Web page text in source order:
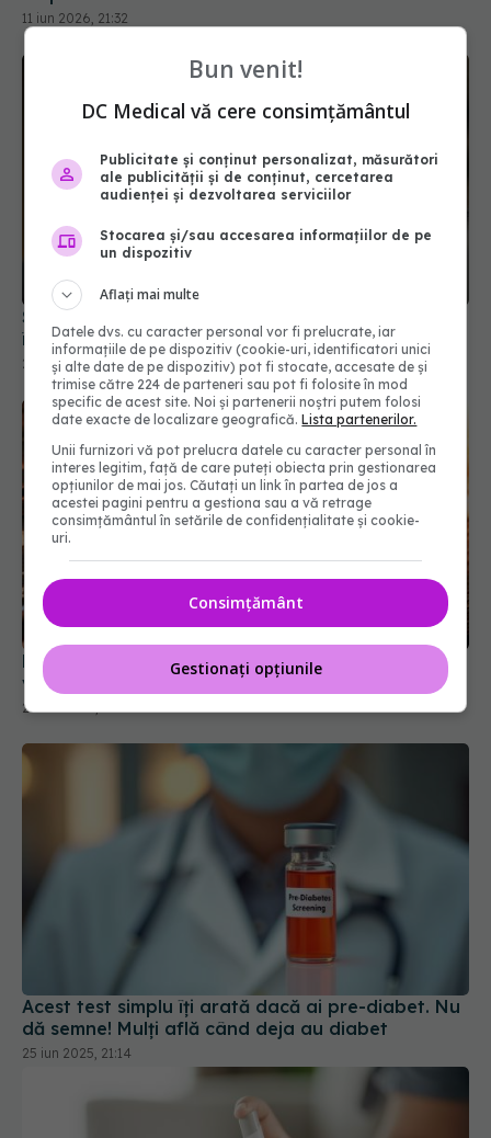
Semnul diabetului care apare cu până la 10 ani
înainte de diagnostic. Mulți îl ignoră
25 iul 2026, 18:00
Diabetul crește de patru ori riscul de cancer de
vezică
26 noi 2025, 11:44
Acest test simplu îți arată dacă ai pre-diabet. Nu
dă semne! Mulți află când deja au diabet
25 iun 2025, 21:14
Bun venit!
DC Medical vă cere consimțământul
Publicitate și conținut personalizat, măsurători
ale publicității și de conținut, cercetarea
audienței și dezvoltarea serviciilor
Stocarea și/sau accesarea informațiilor de pe
un dispozitiv
Aflați mai multe
Datele dvs. cu caracter personal vor fi prelucrate, iar
informațiile de pe dispozitiv (cookie-uri, identificatori unici
și alte date de pe dispozitiv) pot fi stocate, accesate de și
trimise către 224 de parteneri sau pot fi folosite în mod
specific de acest site. Noi și partenerii noștri putem folosi
date exacte de localizare geografică.Lista partenerilor.
Unii furnizori vă pot prelucra datele cu caracter personal în
interes legitim, față de care puteți obiecta prin gestionarea
opțiunilor de mai jos. Căutați un link în partea de jos a
acestei pagini pentru a gestiona sau a vă retrage
consimțământul în setările de confidențialitate și cookie-
uri.
Consimțământ
Gestionați opțiunile